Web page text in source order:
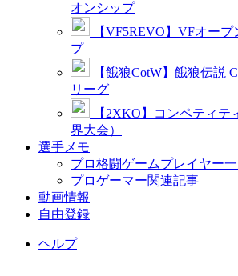
オンシップ
【VF5REVO】VFオー
プ
【餓狼CotW】餓狼伝説
リーグ
【2XKO】コンペティテ
界大会）
選手メモ
プロ格闘ゲームプレイヤー
プロゲーマー関連記事
動画情報
自由登録
ヘルプ